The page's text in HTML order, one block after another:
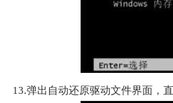
13.弹出自动还原驱动文件界面，直